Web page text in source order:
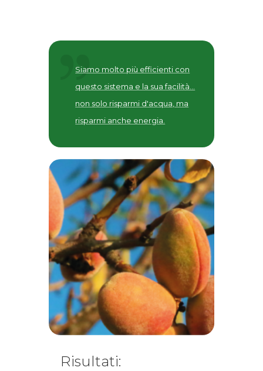
Siamo molto più efficienti con
questo sistema e la sua facilità...
non solo risparmi d'acqua, ma
risparmi anche energia.
Risultati: